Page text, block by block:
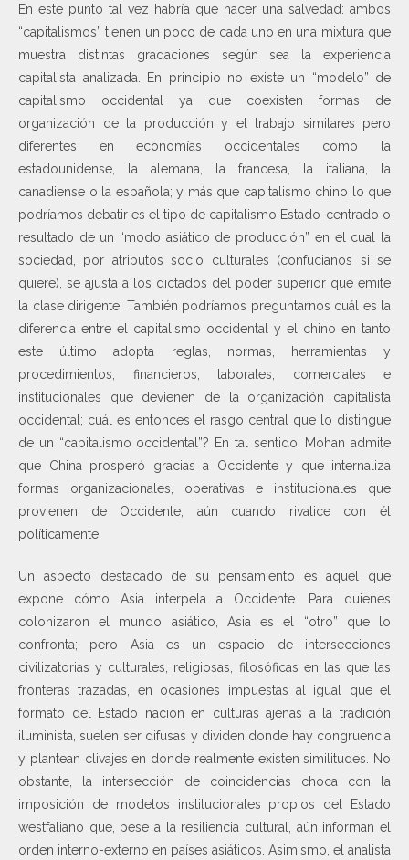
En este punto tal vez habría que hacer una salvedad: ambos
“capitalismos” tienen un poco de cada uno en una mixtura que
muestra distintas gradaciones según sea la experiencia
capitalista analizada. En principio no existe un “modelo” de
capitalismo occidental ya que coexisten formas de
organización de la producción y el trabajo similares pero
diferentes en economías occidentales como la
estadounidense, la alemana, la francesa, la italiana, la
canadiense o la española; y más que capitalismo chino lo que
podríamos debatir es el tipo de capitalismo Estado-centrado o
resultado de un “modo asiático de producción” en el cual la
sociedad, por atributos socio culturales (confucianos si se
quiere), se ajusta a los dictados del poder superior que emite
la clase dirigente. También podríamos preguntarnos cuál es la
diferencia entre el capitalismo occidental y el chino en tanto
este último adopta reglas, normas, herramientas y
procedimientos, financieros, laborales, comerciales e
institucionales que devienen de la organización capitalista
occidental; cuál es entonces el rasgo central que lo distingue
de un “capitalismo occidental”? En tal sentido, Mohan admite
que China prosperó gracias a Occidente y que internaliza
formas organizacionales, operativas e institucionales que
provienen de Occidente, aún cuando rivalice con él
políticamente.
Un aspecto destacado de su pensamiento es aquel que
expone cómo Asia interpela a Occidente. Para quienes
colonizaron el mundo asiático, Asia es el “otro” que lo
confronta; pero Asia es un espacio de intersecciones
civilizatorias y culturales, religiosas, filosóficas en las que las
fronteras trazadas, en ocasiones impuestas al igual que el
formato del Estado nación en culturas ajenas a la tradición
iluminista, suelen ser difusas y dividen donde hay congruencia
y plantean clivajes en donde realmente existen similitudes. No
obstante, la intersección de coincidencias choca con la
imposición de modelos institucionales propios del Estado
westfaliano que, pese a la resiliencia cultural, aún informan el
orden interno-externo en países asiáticos. Asimismo, el analista